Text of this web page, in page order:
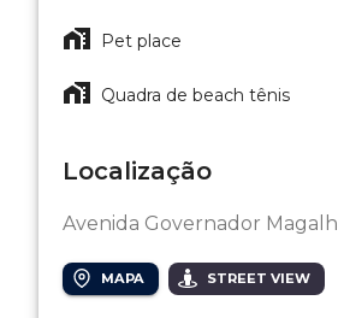
Pet place
Quadra de beach tênis
Localização
Avenida Governador
MAPA STREET VIEW